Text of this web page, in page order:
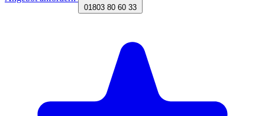
01803 80 60 33